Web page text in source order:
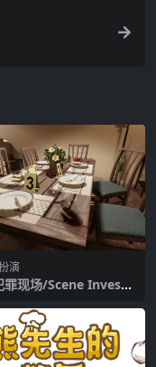
演
罪现场/Scene Investi